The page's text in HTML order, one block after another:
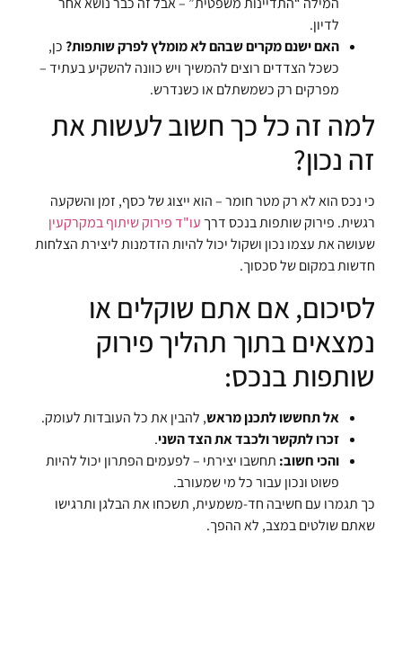
לדיון.
האם ישנם מקרים שבהם לא מומלץ לפרק שותפות?כן,
כשכל הצדדים רוצים להמשיך ויש כוונה להשקיע בעתיד –
מפרקים רק כשמשתלם או כשנדרש.
למה זה כל כך חשוב לעשות את
זה נכון?
כי נכס הוא לא רק מטר חומר – הוא ייצוג של כסף, זמן והשקעה
רגשית. פירוק שותפות בנכס דרךעו"ד פירוק שיתוף במקרקעין
שעושה את עצמו נכון ושקול יכול להיות הזדמנות ליצירת הצלחות
חדשות במקום של סכסוך.
לסיכום, אם אתם שוקלים או
נמצאים בתוך תהליך פירוק
שותפות בנכס:
אל תחששו לתכנן מראש, להבין את כל העובדות לעומק.
זכרו לתקשר ולכבד את הצד השני.
והכי חשוב: תחשבו יצירתי – לפעמים הפתרון יכול להיות
פשוט ונכון עבור כל מי שמעורב.
כך תגמרו עם חשיבה חד-משמעית, תשכחו את הבלגן ותרגישו
שאתם שולטים במצב, לא ההפך.